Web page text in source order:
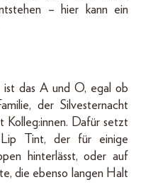
– hier kann ein
ist das A und O, egal ob
der Silvesternacht
Kolleg:innen. Dafür setzt
Tint, der für einige
hinterlässt, oder auf
die ebenso langen Halt